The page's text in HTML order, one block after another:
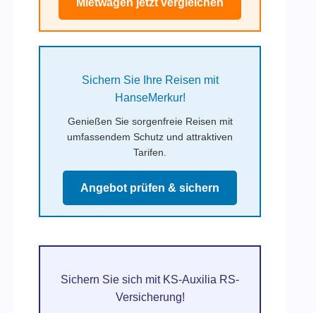
Mietwagen jetzt vergleichen
Sichern Sie Ihre Reisen mit
HanseMerkur!
Genießen Sie sorgenfreie Reisen mit
umfassendem Schutz und attraktiven
Tarifen.
Angebot prüfen & sichern
Sichern Sie sich mit KS-Auxilia RS-
Versicherung!